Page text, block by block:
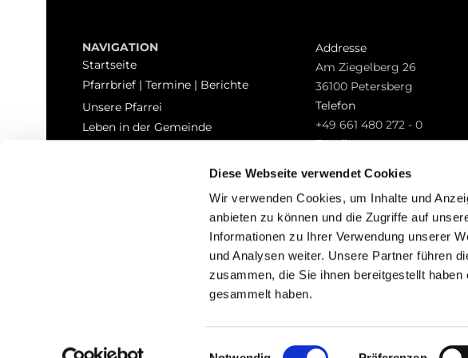
Diese Webseite verwendet Cookies
Wir verwenden Cookies, um Inhalte und
anbieten zu können und die Zugriffe auf
Informationen zu Ihrer Verwendung unserer
und Analysen weiter. Unsere Partner führen
zusammen, die Sie ihnen bereitgestellt
gesammelt haben.
Einwilligungsauswahl
NAVIGATION
Startseite
Pfarrbrief | Termine | Berichte
Unsere Pfarrei
Leben in der Gemeinde
Addresse
Am Ziegelberg 26
36100 Petersberg
Telefon
+49 661 480 272 - 0
Email
Impressum